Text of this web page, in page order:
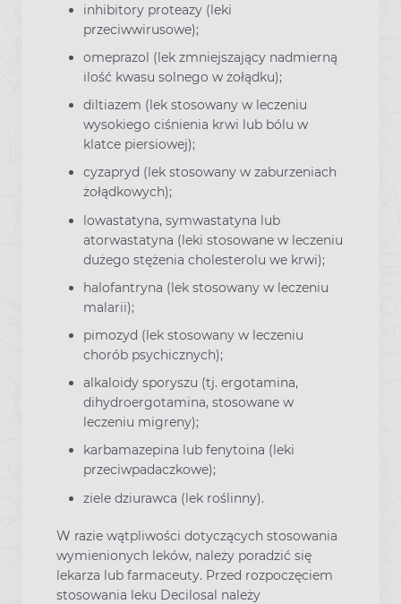
inhibitory proteazy (leki
przeciwwirusowe);
omeprazol (lek zmniejszający nadmierną
ilość kwasu solnego w żołądku);
diltiazem (lek stosowany w leczeniu
wysokiego ciśnienia krwi lub bólu w
klatce piersiowej);
cyzapryd (lek stosowany w zaburzeniach
żołądkowych);
lowastatyna, symwastatyna lub
atorwastatyna (leki stosowane w leczeniu
dużego stężenia cholesterolu we krwi);
halofantryna (lek stosowany w leczeniu
malarii);
pimozyd (lek stosowany w leczeniu
chorób psychicznych);
alkaloidy sporyszu (tj. ergotamina,
dihydroergotamina, stosowane w
leczeniu migreny);
karbamazepina lub fenytoina (leki
przeciwpadaczkowe);
ziele dziurawca (lek roślinny).
W razie wątpliwości dotyczących stosowania
wymienionych leków, należy poradzić się
lekarza lub farmaceuty. Przed rozpoczęciem
stosowania leku Decilosal należy